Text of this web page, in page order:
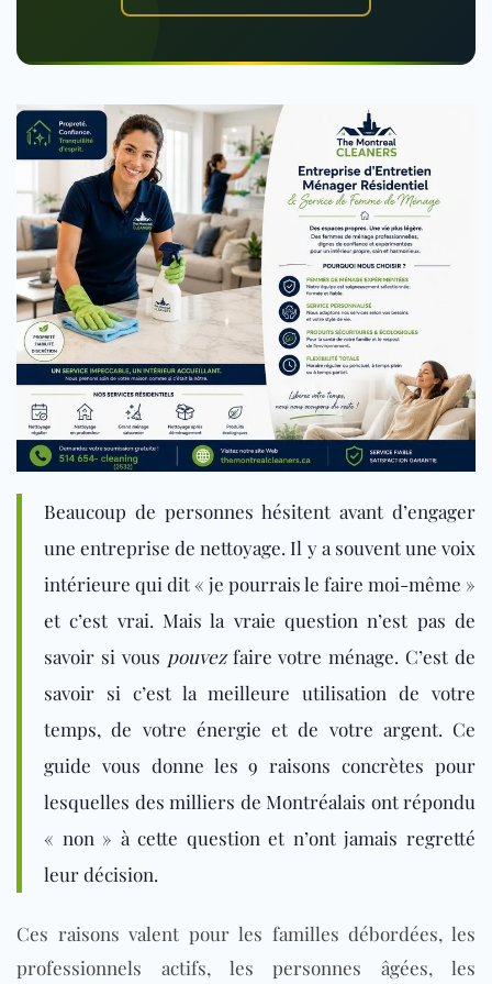
Beaucoup de personnes hésitent avant d’engager
une entreprise de nettoyage. Il y a souvent une voix
intérieure qui dit « je pourrais le faire moi-même »
et c’est vrai. Mais la vraie question n’est pas de
savoir si vous pouvezfaire votre ménage. C’est de
savoir si c’est la meilleure utilisation de votre
temps, de votre énergie et de votre argent. Ce
guide vous donne les 9 raisons concrètes pour
lesquelles des milliers de Montréalais ont répondu
« non » à cette question et n’ont jamais regretté
leur décision.
Ces raisons valent pour les familles débordées, les
professionnels actifs, les personnes âgées, les